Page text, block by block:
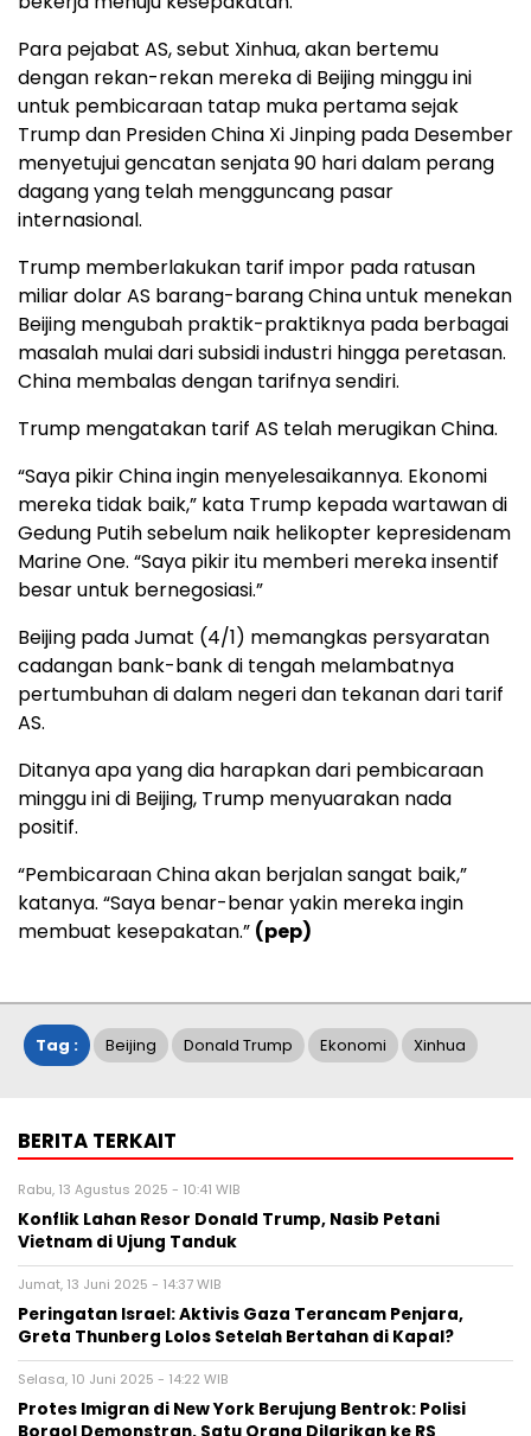
Para pejabat AS, sebut Xinhua, akan bertemu
dengan rekan-rekan mereka di Beijing minggu ini
untuk pembicaraan tatap muka pertama sejak
Trump dan Presiden China Xi Jinping pada Desember
menyetujui gencatan senjata 90 hari dalam perang
dagang yang telah mengguncang pasar
internasional.
Trump memberlakukan tarif impor pada ratusan
miliar dolar AS barang-barang China untuk menekan
Beijing mengubah praktik-praktiknya pada berbagai
masalah mulai dari subsidi industri hingga peretasan.
China membalas dengan tarifnya sendiri.
Trump mengatakan tarif AS telah merugikan China.
“Saya pikir China ingin menyelesaikannya. Ekonomi
mereka tidak baik,” kata Trump kepada wartawan di
Gedung Putih sebelum naik helikopter kepresidenam
Marine One. “Saya pikir itu memberi mereka insentif
besar untuk bernegosiasi.”
Beijing pada Jumat (4/1) memangkas persyaratan
cadangan bank-bank di tengah melambatnya
pertumbuhan di dalam negeri dan tekanan dari tarif
AS.
Ditanya apa yang dia harapkan dari pembicaraan
minggu ini di Beijing, Trump menyuarakan nada
positif.
“Pembicaraan China akan berjalan sangat baik,”
katanya. “Saya benar-benar yakin mereka ingin
membuat kesepakatan.” (pep)
Tag : Beijing Donald Trump Ekonomi Xinhua
BERITA TERKAIT
Rabu, 13 Agustus 2025 - 10:41 WIB
Konflik Lahan Resor Donald Trump, Nasib Petani
Vietnam di Ujung Tanduk
Jumat, 13 Juni 2025 - 14:37 WIB
Peringatan Israel: Aktivis Gaza Terancam Penjara,
Greta Thunberg Lolos Setelah Bertahan di Kapal?
Selasa, 10 Juni 2025 - 14:22 WIB
Protes Imigran di New York Berujung Bentrok: Polisi